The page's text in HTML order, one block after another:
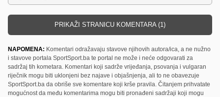
PRIKAŽI STRANICU KOMENTARA (1)
NAPOMENA: Komentari odražavaju stavove njihovih autora/ica, a ne nužno
i stavove portala SportSport.ba te portal ne može i neće odgovarati za
sadržaj tih kometara. Komentari koji sadrže vrijeđanja, psovanja i vulgaran
riječnik mogu biti uklonjeni bez najave i objašnjenja, ali to ne obavezuje
SportSport.ba da obriše sve komentare koji krše pravila. Čitanjem prihvatate
mogućnost da među komentarima mogu biti pronađeni sadržaji koji mogu